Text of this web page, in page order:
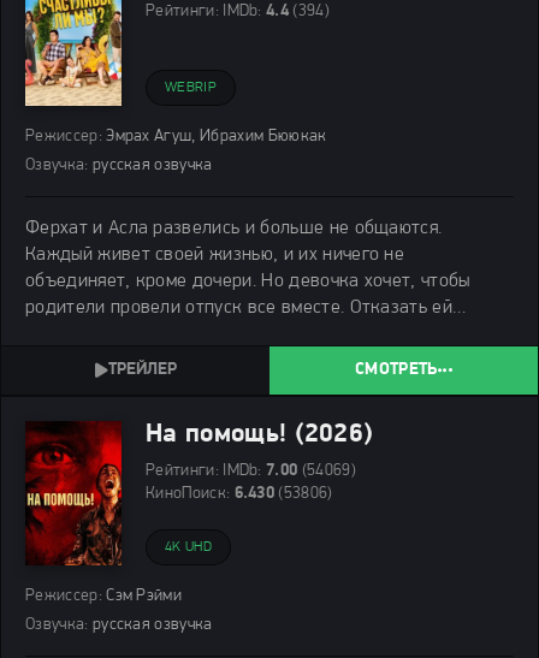
Рейтинги: IMDb:4.4 (394)
WEBRIP
Режиссер: Эмрах Агуш, Ибрахим Бююкак
Озвучка: русская озвучка
Ферхат и Асла развелись и больше не общаются.
Каждый живет своей жизнью, и их ничего не
объединяет, кроме дочери. Но девочка хочет, чтобы
родители провели отпуск все вместе. Отказать ей
совместную поездку. Чтобы не травмировать
СМОТРЕТЬ
На помощь! (2026)
Рейтинги: IMDb: 7.00 (54069)
КиноПоиск: 6.430 (53806)
4K UHD
Режиссер: Сэм Рэйми
Озвучка: русская озвучка